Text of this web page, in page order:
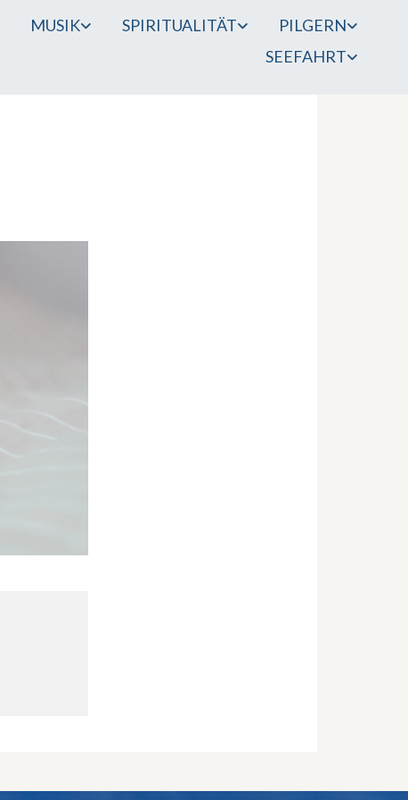
MUSIK SPIRITUALITÄT
PILGERN
SEEFAHRT